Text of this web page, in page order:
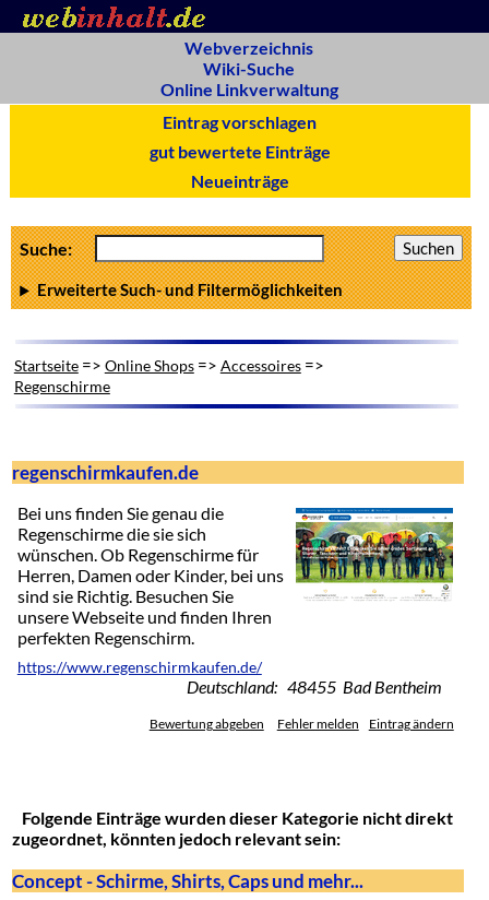
Webverzeichnis
Wiki-Suche
Online Linkverwaltung
Eintrag vorschlagen
gut bewertete Einträge
Neueinträge
Suche:
Erweiterte Such- und Filtermöglichkeiten
Startseite=> Online Shops=> Accessoires=>
Regenschirme
regenschirmkaufen.de
Bei uns finden Sie genau die
Regenschirme die sie sich
wünschen. Ob Regenschirme für
Herren, Damen oder Kinder, bei uns
sind sie Richtig. Besuchen Sie
unsere Webseite und finden Ihren
perfekten Regenschirm.
https://www.regenschirmkaufen.de/
Deutschland: 48455 Bad Bentheim
Bewertung abgeben Fehler melden Eintrag ändern
Folgende Einträge wurden dieser Kategorie nicht direkt
zugeordnet, könnten jedoch relevant sein:
Concept - Schirme, Shirts, Caps und mehr...